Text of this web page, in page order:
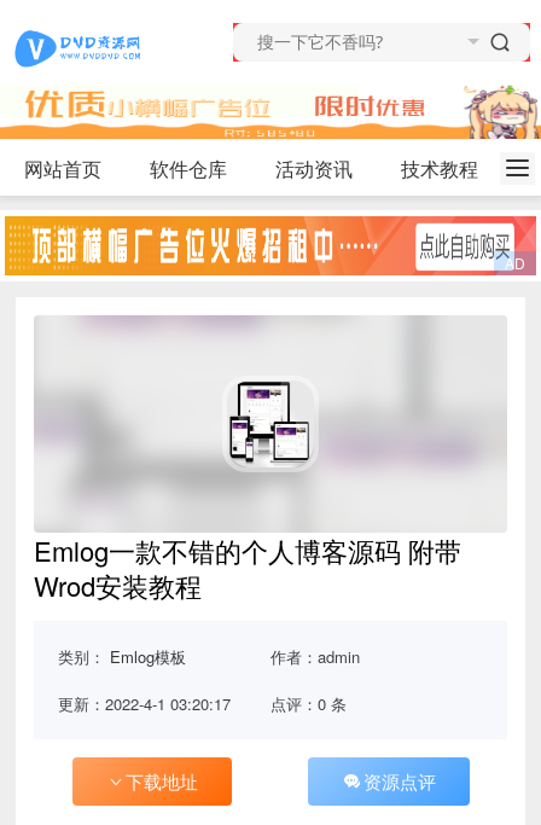
网站首页 软件仓库 活动资讯 技术教程
Emlog一款不错的个人博客源码 附带
Wrod安装教程
类别： Emlog模板 作者：admin
更新：2022-4-1 03:20:17 点评：0 条
下载地址 资源点评